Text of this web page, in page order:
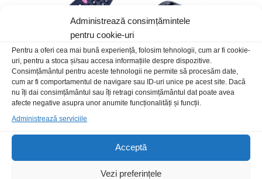
Administrează consimțămintele
pentru cookie-uri
Pentru a oferi cea mai bună experiență, folosim tehnologii, cum ar fi cookie-
uri, pentru a stoca și/sau accesa informațiile despre dispozitive.
Consimțământul pentru aceste tehnologii ne permite să procesăm date,
cum ar fi comportamentul de navigare sau ID-uri unice pe acest site. Dacă
nu îți dai consimțământul sau îți retragi consimțământul dat poate avea
afecte negative asupra unor anumite funcționalități și funcții.
Administrează serviciile
Acceptă
Vezi preferințele
Telecomanda AllView iPlay
25,00lei/Buc
Bec martor 230Vac 29x51mm
Stoc epuizat